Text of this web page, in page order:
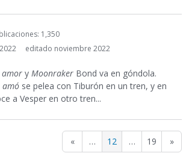
1,350
editado noviembre 2022
amor y Moonraker Bond va en góndola.
amó se pelea con Tiburón en un tren, y en
a Vesper en otro tren...
« … 12 … 19 »